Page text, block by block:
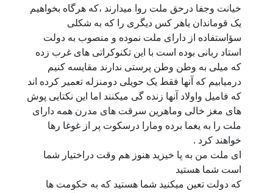
خیانت وجفا درحق ملت روا میدارند ،که هرگاه بخواهیم
یک قوماندان یاهر کس دیگری را که به شکلی
سؤاستفاده از دارای ملت نموده و منصوب به دولت
استاد ربانی بوده است با این تکنوکراتی های غرب زده
که میلی به وطن وطن پرستی ندارند مقایسه کنیم
درمیابیم که آنها فقط یک حویلی دومنزله تعمیر کرده اند
که فامیل واولاد آنها زنده گی میکنند اما این نکتایی پوش
های مغز خالی وماهرین سرقت های مدرن همه دارای
ملت را به یغما برده ومارا درسکوت پر از غوغا رها
خواهند کرد .
ای ملت من به پا خیزید هنوز هم وقت دراختیار شما
است شما هستید
که دولت تعین میکنید شما هستید که به حکومت ها